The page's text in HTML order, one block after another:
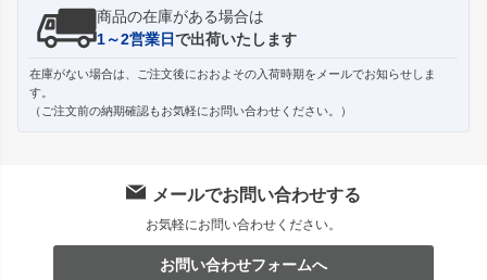
商品の在庫がある場合は
1～2営業日で出荷いたします
在庫がない場合は、ご注文後におおよその入荷時期をメールでお知らせしま
す。
（ご注文前の納期確認もお気軽にお問い合わせください。）
メールでお問い合わせする
お気軽にお問い合わせください。
お問い合わせフォームへ